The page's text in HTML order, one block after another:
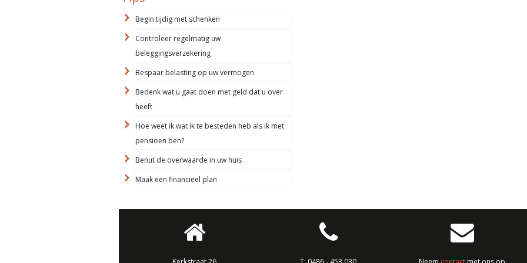
Begin tijdig met schenken
Controleer regelmatig uw
beleggingsverzekering
Bespaar belasting op uw vermogen
Bedenk wat u gaat doen met geld dat u over
heeft
Hoe weet ik wat ik te besteden heb als ik met
pensioen ben?
Benut de overwaarde in uw huis
Maak een financieel plan